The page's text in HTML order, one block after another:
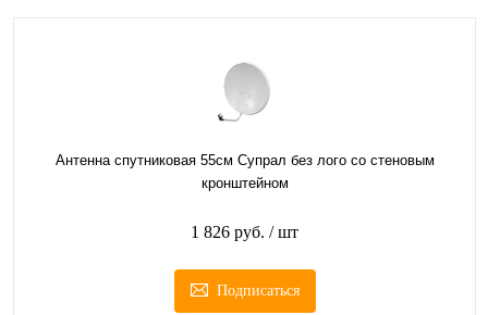
Антенна спутниковая 55см Супрал без лого со стеновым
кронштейном
1 826 руб. / шт
Подписаться